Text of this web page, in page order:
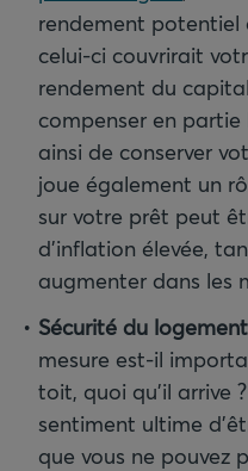
rendement potentiel
celui-ci couvrirait
rendement du
compenser en
ainsi de conserver
joue également un
sur votre prêt peut
d’inflation élevée,
augmenter dans les
Sécurité du
mesure est-il
toit, quoi qu’il arrive
sentiment ultime
que vous ne pouvez